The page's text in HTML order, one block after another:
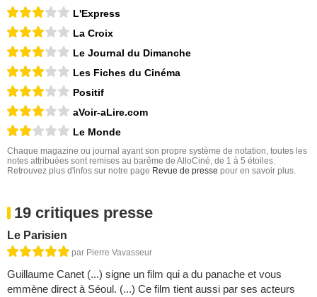
L'Express
La Croix
Le Journal du Dimanche
Les Fiches du Cinéma
Positif
aVoir-aLire.com
Le Monde
Chaque magazine ou journal ayant son propre système de notation, toutes les
notes attribuées sont remises au barême de AlloCiné, de 1 à 5 étoiles.
Retrouvez plus d'infos sur notre page Revue de presse pour en savoir plus.
19 critiques presse
Le Parisien
par Pierre Vavasseur
Guillaume Canet (...) signe un film qui a du panache et vous
emmène direct à Séoul. (...) Ce film tient aussi par ses acteurs